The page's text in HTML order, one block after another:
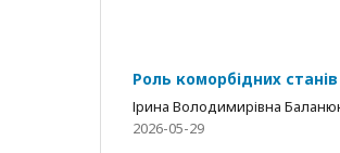
Роль коморбідних
Ірина Володимирівна
2026-05-29